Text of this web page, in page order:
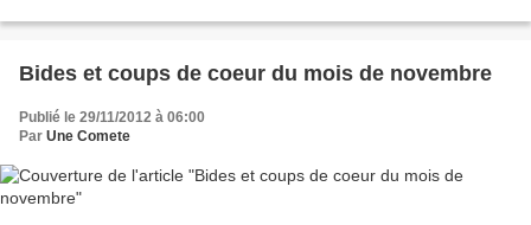
Bides et coups de coeur du mois de novembre
Publié le 29/11/2012 à 06:00
Par Une Comete